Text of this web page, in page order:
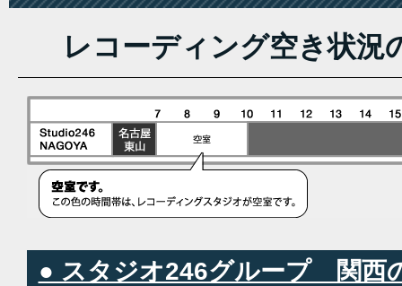
レコーディング空き状況
● スタジオ246グループ 関西